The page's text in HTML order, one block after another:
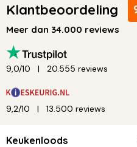
Klantbeoordeling
Meer dan 34.000 reviews
9,0/10 20.555 reviews
9,2/10 13.500 reviews
Keukenloods